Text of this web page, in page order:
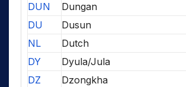
DUN
Dungan
DU
Dusun
NL
Dutch
DY
Dyula/Jula
DZ
Dzongkha